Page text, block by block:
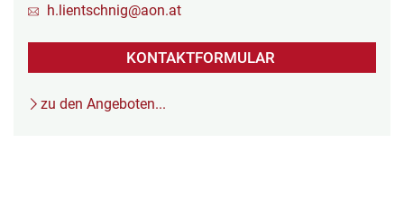
h.lientschnig@aon.at
KONTAKTFORMULAR
zu den Angeboten...